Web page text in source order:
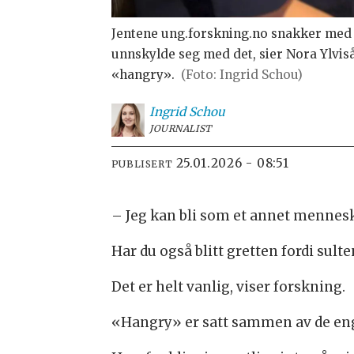
Jentene ung.forskning.no snakker
unnskylde seg med det, sier Nora
«hangry». (Foto: Ingrid Schou)
Ingrid Schou
JOURNALIST
PUBLISERT 25.01.2026 - 08:51
– Jeg kan bli som et annet
Har du også blitt gretten fordi
Det er helt vanlig, viser forskning.
«Hangry» er satt sammen av de